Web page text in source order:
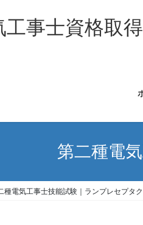
工事士資格取
第二種電
種電気工事士技能試験｜ランプレセプタ